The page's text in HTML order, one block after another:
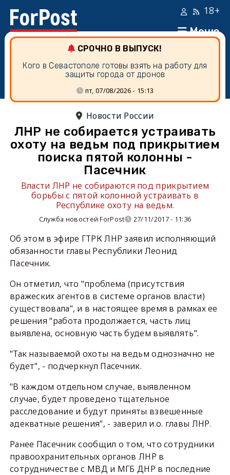
Меню
18+
СРОЧНО В ВЫПУСК!
Кого в Севастополе готовы взять на работу для
защиты города от дронов
пт, 07/08/2026 - 15:13
Новости России
ЛНР не собирается устраивать
охоту на ведьм под прикрытием
поиска пятой колонны -
Пасечник
Власти ЛНР не собираются под прикрытием
борьбы с пятой колонной устраивать в
Республике охоту на ведьм.
Служба новостей ForPost 27/11/2017 - 11:36
Об этом в эфире ГТРК ЛНР заявил исполняющий
обязанности главы Республики Леонид
Пасечник.
Он отметил, что "проблема (присутствия
вражеских агентов в системе органов власти)
существовала", и в настоящее время в рамках ее
решения "работа продолжается, часть лиц
выявлена, основную часть будем выявлять".
"Так называемой охоты на ведьм однозначно не
будет", - подчеркнул Пасечник.
"В каждом отдельном случае, выявленном
случае, будет проведено тщательное
расследование и будут приняты взвешенные
адекватные решения", - заверил и.о. главы ЛНР.
Ранее Пасечник сообщил о том, что сотрудники
правоохранительных органов ЛНР в
сотрудничестве с МВД и МГБ ДНР в последние